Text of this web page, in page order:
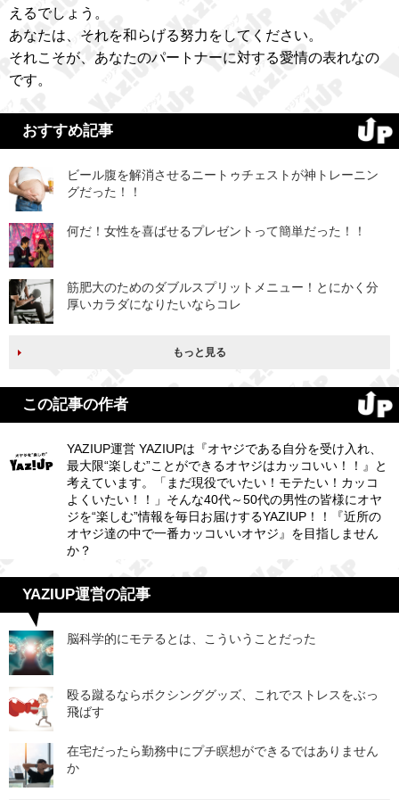
えるでしょう。
あなたは、それを和らげる努力をしてください。
それこそが、あなたのパートナーに対する愛情の表れなの
です。
おすすめ記事
ビール腹を解消させるニートゥチェストが神トレーニン
グだった！！
何だ！女性を喜ばせるプレゼントって簡単だった！！
筋肥大のためのダブルスプリットメニュー！とにかく分
厚いカラダになりたいならコレ
もっと見る
この記事の作者
YAZIUP運営 YAZIUPは『オヤジである自分を受け入れ、
最大限“楽しむ”ことができるオヤジはカッコいい！！』と
考えています。「まだ現役でいたい！モテたい！カッコ
よくいたい！！」そんな40代～50代の男性の皆様にオヤ
ジを“楽しむ”情報を毎日お届けするYAZIUP！！『近所の
オヤジ達の中で一番カッコいいオヤジ』を目指しません
か？
YAZIUP運営の記事
脳科学的にモテるとは、こういうことだった
殴る蹴るならボクシンググッズ、これでストレスをぶっ
飛ばす
在宅だったら勤務中にプチ瞑想ができるではありません
か